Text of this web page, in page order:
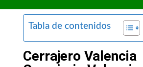
Tabla de contenidos
Cerrajero Valencia